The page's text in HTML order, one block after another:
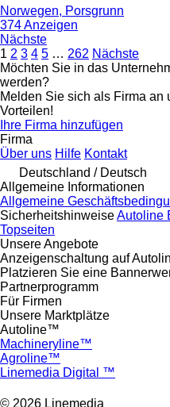
Norwegen, Porsgrunn
374 Anzeigen
Nächste
1 2 3 4 5 … 262 Nächste
Möchten Sie in das
werden?
Melden Sie sich als Firma an
Vorteilen!
Ihre Firma hinzufügen
Firma
Über uns Hilfe Kontakt
Deutschland / Deutsch
Allgemeine Informationen
Allgemeine
SicherheitshinweiseAutoline
Topseiten
Unsere Angebote
Anzeigenschaltung auf
Platzieren Sie eine
Partnerprogramm
Für Firmen
Unsere Marktplätze
Autoline™
Machineryline™
Agroline™
Linemedia Digital ™
© 2026 Linemedia